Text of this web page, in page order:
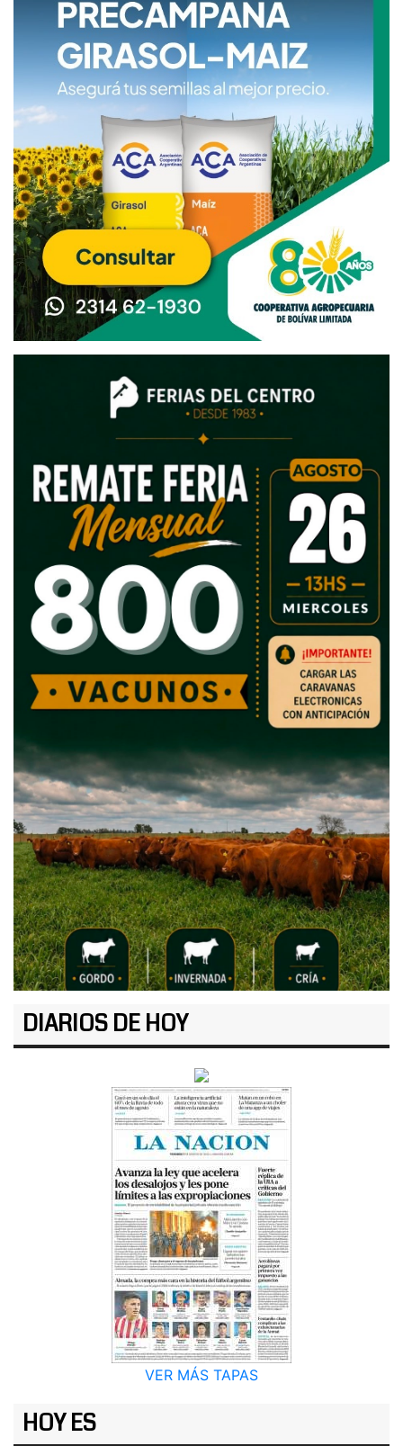
DIARIOS DE HOY
VER MÁS TAPAS
HOY ES